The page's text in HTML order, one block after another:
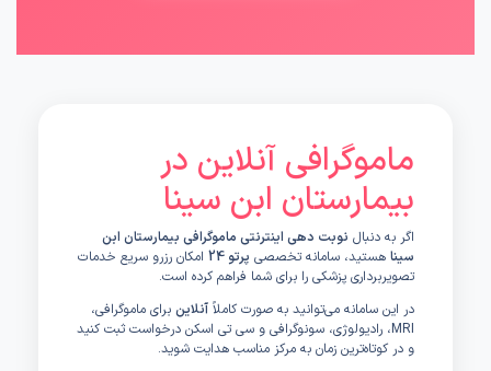
ماموگرافی آنلاین در
بیمارستان ابن سینا
اگر به دنبال نوبت دهی اینترنتی ماموگرافی بیمارستان ابن
سینا هستید، سامانه تخصصی پرتو 24
امکان رزرو سریع خدمات
تصویربرداری پزشکی را برای شما فراهم کرده است.
در این سامانه می‌توانید به صورت کاملاً آنلاین برای ماموگرافی،
MRI، رادیولوژی، سونوگرافی و سی تی اسکن درخواست ثبت کنید
و در کوتاه‌ترین زمان به مرکز مناسب هدایت شوید.